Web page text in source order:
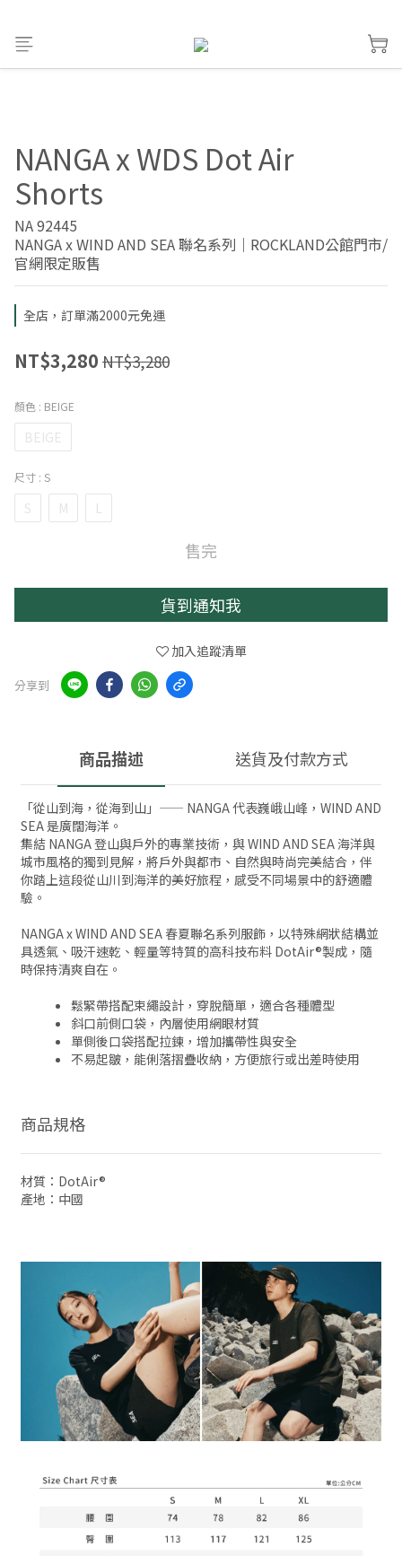
NANGA x WDS Dot Air
Shorts
NA 92445
NANGA x WIND AND SEA 聯名系列｜ROCKLAND公館門市/
官網限定販售
全店，訂單滿2000元免運
NT$3,280 NT$3,280
顏色 : BEIGE
BEIGE
尺寸 : S
S M L
售完
貨到通知我
加入追蹤清單
分享到
商品描述 送貨及付款方式
「從山到海，從海到山」—— NANGA 代表巍峨山峰，WIND AND
SEA 是廣闊海洋。
集結 NANGA 登山與戶外的專業技術，與 WIND AND SEA 海洋與
城市風格的獨到見解，將戶外與都市、自然與時尚完美結合，伴
你踏上這段從山川到海洋的美好旅程，感受不同場景中的舒適體
驗。
NANGA x WIND AND SEA 春夏聯名系列服飾，以特殊網狀結構並
具透氣、吸汗速乾、輕量等特質的高科技布料 DotAir®製成，隨
時保持清爽自在。
鬆緊帶搭配束繩設計，穿脫簡單，適合各種體型
斜口前側口袋，內層使用網眼材質
單側後口袋搭配拉鍊，增加攜帶性與安全
不易起皺，能俐落摺疊收納，方便旅行或出差時使用
商品規格
材質：DotAir®
產地：中國